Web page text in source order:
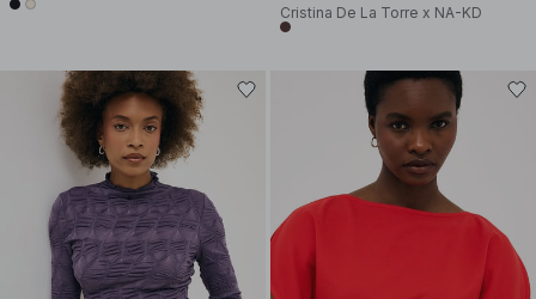
Cristina De La Torre x NA-KD